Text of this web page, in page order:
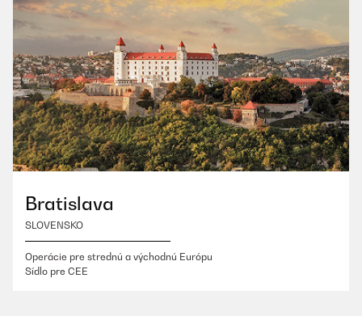
Bratislava
SLOVENSKO
Operácie pre strednú a východnú Európu
Sídlo pre CEE